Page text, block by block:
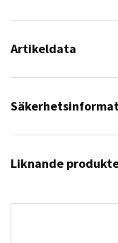
Artikeldata
Liknande